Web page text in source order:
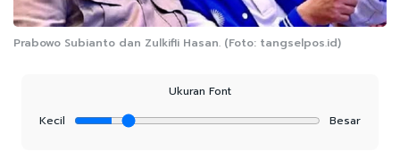
Prabowo Subianto dan Zulkifli Hasan. (Foto: tangselpos.id)
Ukuran Font
Kecil
Besar